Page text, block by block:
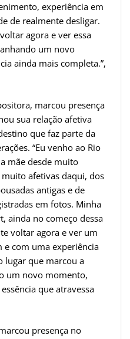
experiência em
de realmente desligar.
agora e ver essa
um novo
ainda mais completa.”,
marcou presença
sua relação afetiva
que faz parte da
“Eu venho ao Rio
mãe desde muito
afetivas daqui, dos
antigas e de
em fotos. Minha
ainda no começo dessa
voltar agora e ver um
com uma experiência
lugar que marcou a
um novo momento,
que atravessa
presença no